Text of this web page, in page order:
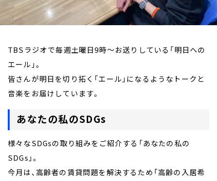
TBSラジオで毎週土曜日9時～お送りしている「明日への
エール」。
皆さんが明日を切り拓く「エール」になるようなトークと
音楽をお届けしています。
あなたの私のSDGs
様々なSDGsの取り組みをご紹介する「あなたの私の
SDGs」。
今月は、高齢者の賃貸問題を解決するため「高齢の入居希